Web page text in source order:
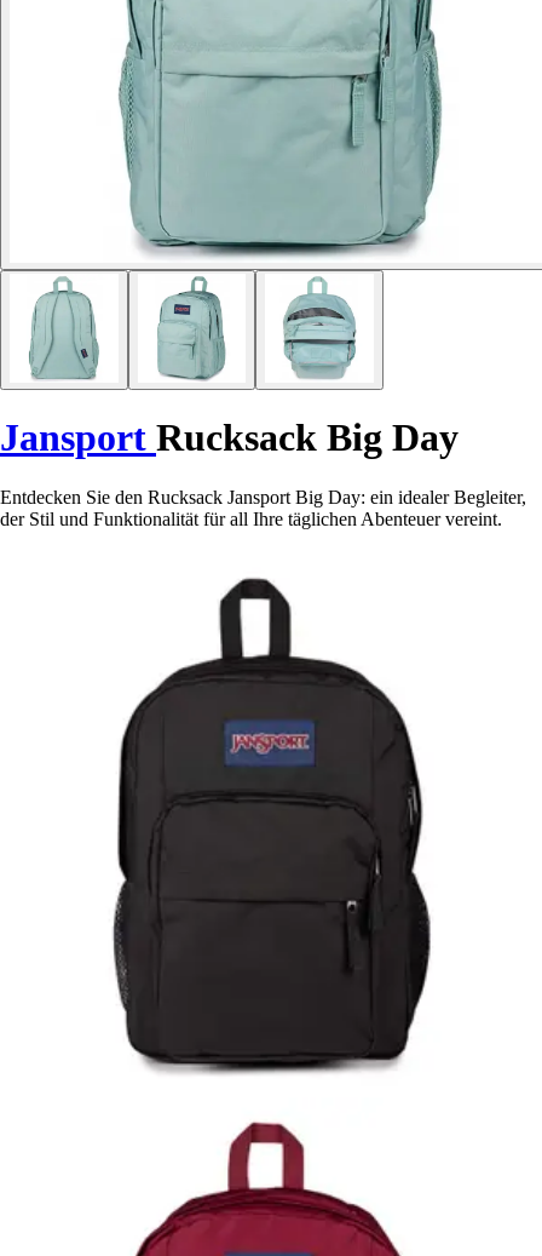
Jansport Rucksack Big Day
Entdecken Sie den Rucksack Jansport Big Day: ein idealer Begleiter,
der Stil und Funktionalität für all Ihre täglichen Abenteuer vereint.